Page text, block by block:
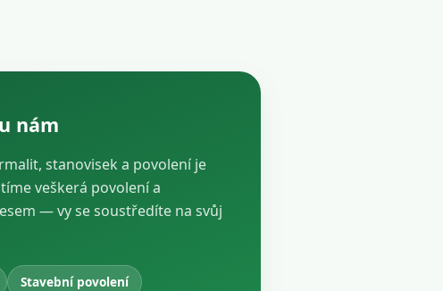
nám
stanovisek a povolení je
veškerá povolení a
— vy se soustředíte na svůj
Stavební povolení